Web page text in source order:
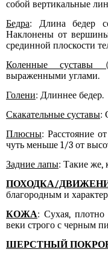
собой вертикальные
Бедра: Длина бедер
Наклонены от
срединной плоскости
Коленные суставы
выраженными углами.
Голени: Длиннее бедер.
Скакательные суставы:
Плюсны: Расстояние
чуть меньше 1/3 от
Задние лапы: Такие же,
ПОХОДКА/
благородным и
КОЖА: Сухая,п
веки строго с черным
ШЕРСТНЫЙ